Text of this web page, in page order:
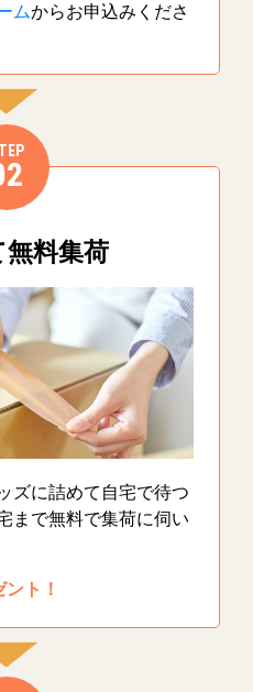
ムからお申込みくださ
料集荷
ズに詰めて自宅で待つ
まで無料で集荷に伺い
ト！